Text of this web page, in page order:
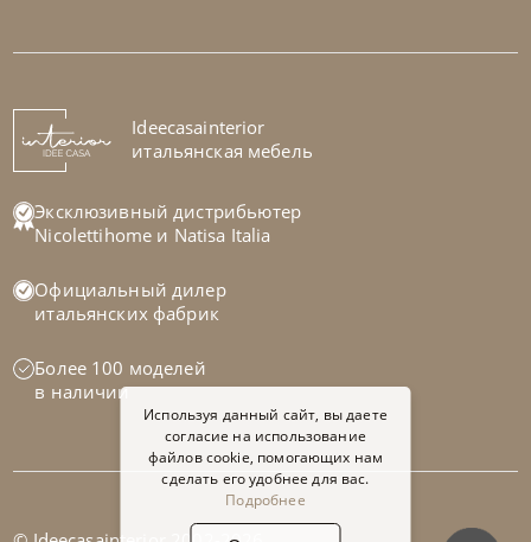
Franco Bianchini
Витрина Cyg 7421 K Crystal
На заказ 45-90 дн
Ideecasainterior
итальянская мебель
Эксклюзивный дистрибьютер
Nicolettihome и Natisa Italia
Официальный дилер
итальянских фабрик
Более 100 моделей
в наличии
Используя данный сайт, вы даете
согласие на использование
файлов cookie, помогающих нам
сделать его удобнее для вас.
Подробнее